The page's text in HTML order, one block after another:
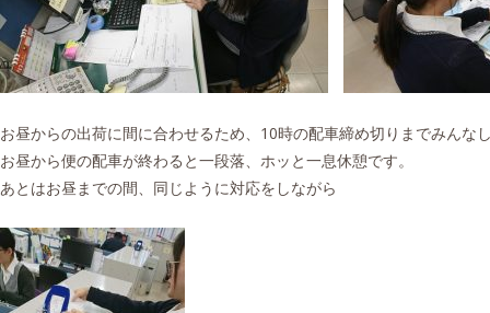
お昼からの出荷に間に合わせるため、10時の配車締め切りまでみんな
お昼から便の配車が終わると一段落、ホッと一息休憩です。
あとはお昼までの間、同じように対応をしながら